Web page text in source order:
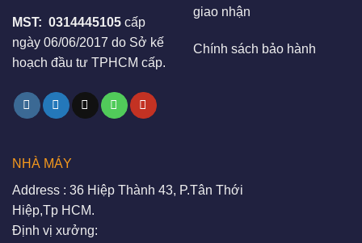
MST: 0314445105 cấp
ngày 06/06/2017 do Sở kế
hoạch đầu tư TPHCM cấp.
giao nhận
Chính sách bảo hành
NHÀ MÁY
Address : 36 Hiệp Thành 43, P.Tân Thới
Hiệp,Tp HCM.
Định vị xưởng: